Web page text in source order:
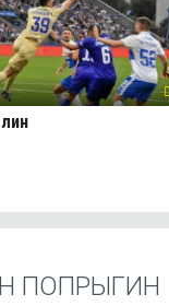
ПОПРЫГИН